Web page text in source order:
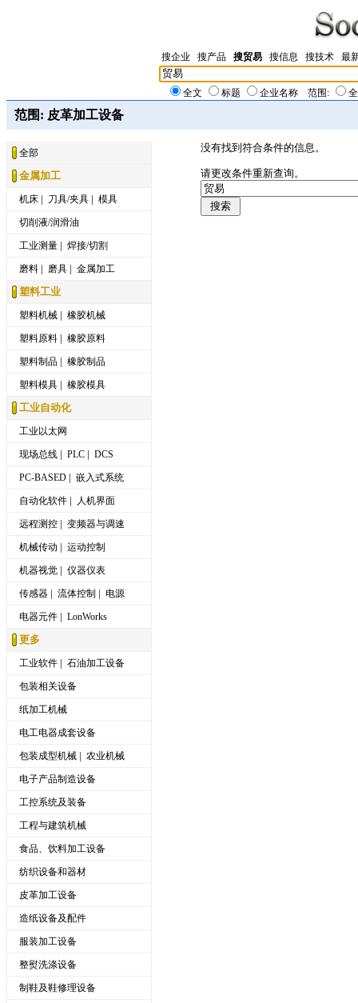
搜企业 搜产品 搜贸易 搜信息 搜技术 最
全文 标题 企业名称 范围:
范围: 皮革加工设备
全部
金属加工
机床 | 刀具/夹具 | 模具
切削液/润滑油
工业测量 | 焊接/切割
磨料 | 磨具 | 金属加工
塑料工业
塑料机械 | 橡胶机械
塑料原料 | 橡胶原料
塑料制品 | 橡胶制品
塑料模具 | 橡胶模具
工业自动化
工业以太网
现场总线 | PLC | DCS
PC-BASED | 嵌入式系统
自动化软件 | 人机界面
远程测控 | 变频器与调速
机械传动 | 运动控制
机器视觉 | 仪器仪表
传感器 | 流体控制 | 电源
电器元件 | LonWorks
更多
工业软件 | 石油加工设备
包装相关设备
纸加工机械
电工电器成套设备
包装成型机械 | 农业机械
电子产品制造设备
工控系统及装备
工程与建筑机械
食品、饮料加工设备
纺织设备和器材
皮革加工设备
造纸设备及配件
服装加工设备
整熨洗涤设备
制鞋及鞋修理设备
没有找到符合条件的信息。
请更改条件重新查询。